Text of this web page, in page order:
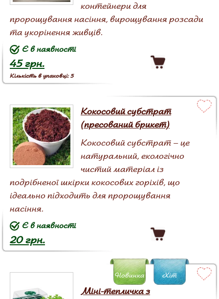
контейнери для
пророщування насіння, вирощування розсади
та укорінення живців.
45 грн.
Є в наявності
Кількість в упаковці: 5
Кокосовий субстрат
(пресований брикет)
Кокосовий субстрат – це
натуральний, екологічно
чистий матеріал із
подрібненої шкірки кокосових горіхів, що
ідеально підходить для пророщування
насіння.
20 грн.
Є в наявності
Міні-тепличка з
Новинка Хіт